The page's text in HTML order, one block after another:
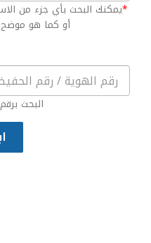
*يمكنك البحث بأي جزء من
أو كما هو موضح
البحث